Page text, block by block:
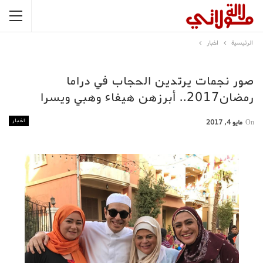
الرئيسية اخبار
صور نجمات يرتدين الحجاب في دراما
رمضان2017.. أبرزهن هيفاء وهبي ويسرا
اخبار On مايو 4, 2017